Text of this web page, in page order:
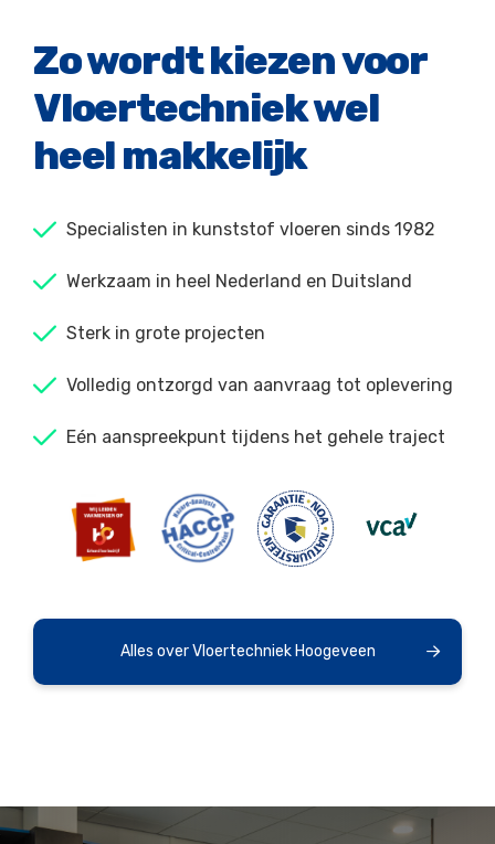
Zo wordt kiezen voor
Vloertechniek wel
heel makkelijk
Specialisten in kunststof vloeren sinds 1982
Werkzaam in heel Nederland en Duitsland
Sterk in grote projecten
Volledig ontzorgd van aanvraag tot oplevering
Eén aanspreekpunt tijdens het gehele traject
Alles over Vloertechniek Hoogeveen